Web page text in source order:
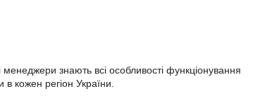
менеджери знають всі особливості функціонування
кожен регіон України.